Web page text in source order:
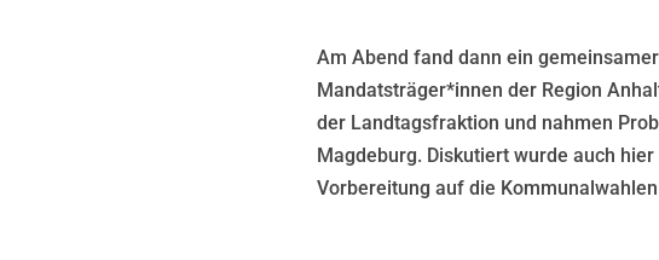
Am Abend fand dann ein
Mandatsträger*innen der Region
der Landtagsfraktion und nahmen
Magdeburg. Diskutiert wurde auch
Vorbereitung auf die